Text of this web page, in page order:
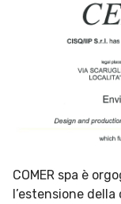
COMER spa è
l’estensione